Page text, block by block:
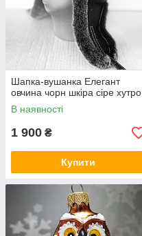
Шапка-вушанка Елегант
овчина чорн шкіра сіре хутро
В наявності
1 900 ₴
Купити